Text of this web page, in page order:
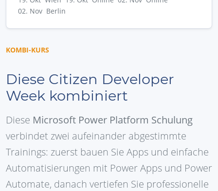
02. Nov Berlin
KOMBI-KURS
Diese Citizen Developer
Week kombiniert
Diese Microsoft Power Platform Schulung
verbindet zwei aufeinander abgestimmte
Trainings: zuerst bauen Sie Apps und einfache
Automatisierungen mit Power Apps und Power
Automate, danach vertiefen Sie professionelle